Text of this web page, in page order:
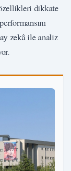
dikkate
zekâ ile analiz